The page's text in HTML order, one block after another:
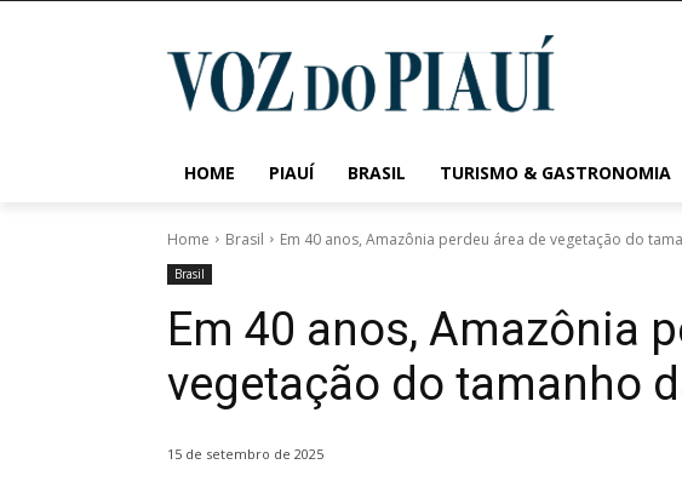
HOME PIAUÍ BRASIL TURISMO & GASTRONOMIA
Home Brasil Em 40 anos, Amazônia perdeu área de vegetação do
Brasil
Em 40 anos, Amazônia
vegetação do tamanho
15 de setembro de 2025